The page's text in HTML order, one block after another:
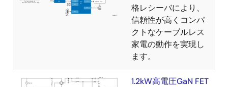
格レシーバにより、
信頼性が高くコンパ
クトなケーブルレス
家電の動作を実現し
ます。
1.2kW高電圧GaN FET